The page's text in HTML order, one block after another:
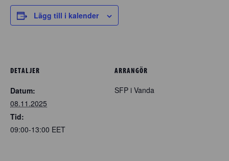
Lägg till i kalender
DETALJER
Datum:
08.11.2025
Tid:
09:00-13:00 EET
ARRANGÖR
SFP i Vanda